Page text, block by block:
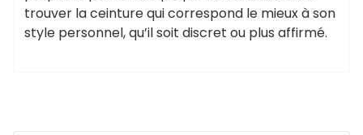
trouver la ceinture qui correspond le mieux à son
style personnel, qu’il soit discret ou plus affirmé.